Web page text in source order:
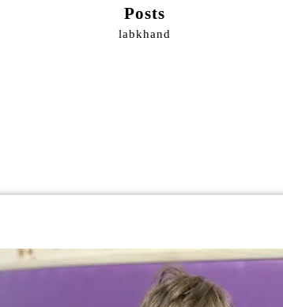
Posts
labkhand